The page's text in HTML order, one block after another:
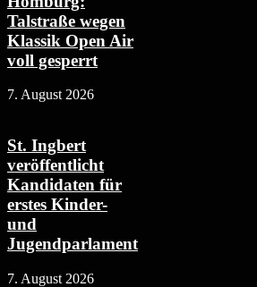
Talstraße wegen
Klassik Open Air
voll gesperrt
7. August 2026
St. Ingbert
veröffentlicht
Kandidaten für
erstes Kinder-
und
Jugendparlament
7. August 2026